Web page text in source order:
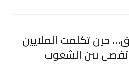
حين تكلمت الملايين
يُفصل بين الشعوب